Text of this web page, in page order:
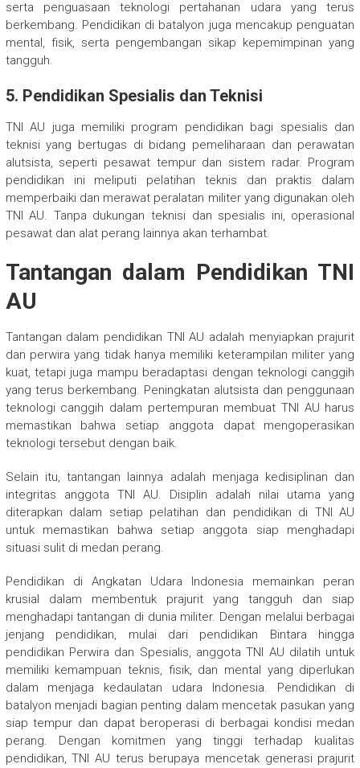
serta penguasaan teknologi pertahanan udara yang terus
berkembang. Pendidikan di batalyon juga mencakup penguatan
mental, fisik, serta pengembangan sikap kepemimpinan yang
tangguh.
5. Pendidikan Spesialis dan Teknisi
TNI AU juga memiliki program pendidikan bagi spesialis dan
teknisi yang bertugas di bidang pemeliharaan dan perawatan
alutsista, seperti pesawat tempur dan sistem radar. Program
pendidikan ini meliputi pelatihan teknis dan praktis dalam
memperbaiki dan merawat peralatan militer yang digunakan oleh
TNI AU. Tanpa dukungan teknisi dan spesialis ini, operasional
pesawat dan alat perang lainnya akan terhambat.
Tantangan dalam Pendidikan TNI
AU
Tantangan dalam pendidikan TNI AU adalah menyiapkan prajurit
dan perwira yang tidak hanya memiliki keterampilan militer yang
kuat, tetapi juga mampu beradaptasi dengan teknologi canggih
yang terus berkembang. Peningkatan alutsista dan penggunaan
teknologi canggih dalam pertempuran membuat TNI AU harus
memastikan bahwa setiap anggota dapat mengoperasikan
teknologi tersebut dengan baik.
Selain itu, tantangan lainnya adalah menjaga kedisiplinan dan
integritas anggota TNI AU. Disiplin adalah nilai utama yang
diterapkan dalam setiap pelatihan dan pendidikan di TNI AU
untuk memastikan bahwa setiap anggota siap menghadapi
situasi sulit di medan perang.
Pendidikan di Angkatan Udara Indonesia memainkan peran
krusial dalam membentuk prajurit yang tangguh dan siap
menghadapi tantangan di dunia militer. Dengan melalui berbagai
jenjang pendidikan, mulai dari pendidikan Bintara hingga
pendidikan Perwira dan Spesialis, anggota TNI AU dilatih untuk
memiliki kemampuan teknis, fisik, dan mental yang diperlukan
dalam menjaga kedaulatan udara Indonesia. Pendidikan di
batalyon menjadi bagian penting dalam mencetak pasukan yang
siap tempur dan dapat beroperasi di berbagai kondisi medan
perang. Dengan komitmen yang tinggi terhadap kualitas
pendidikan, TNI AU terus berupaya mencetak generasi prajurit